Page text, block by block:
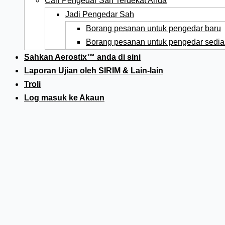
Jadi Pengedar Sah
Borang pesanan untuk pengedar baru
Borang pesanan untuk pengedar
Sahkan Aerostix™ anda di sini
Laporan Ujian oleh SIRIM & Lain-lain
Troli
Log masuk ke Akaun